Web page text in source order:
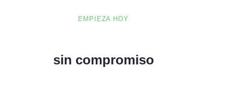
EMPIEZA HOY
sin compromiso